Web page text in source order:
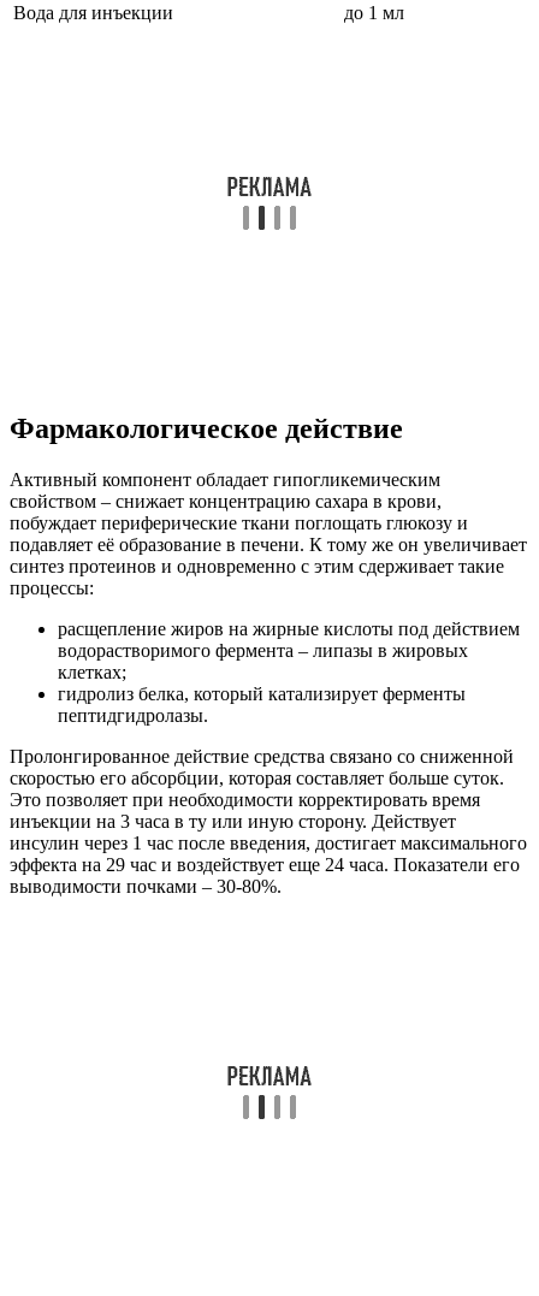
Вода для инъекции до 1 мл
Фармакологическое действие
Активный компонент обладает гипогликемическим
свойством – снижает концентрацию сахара в крови,
побуждает периферические ткани поглощать глюкозу и
подавляет её образование в печени. К тому же он увеличивает
синтез протеинов и одновременно с этим сдерживает такие
процессы:
расщепление жиров на жирные кислоты под действием
водорастворимого фермента – липазы в жировых
клетках;
гидролиз белка, который катализирует ферменты
пептидгидролазы.
Пролонгированное действие средства связано со сниженной
скоростью его абсорбции, которая составляет больше суток.
Это позволяет при необходимости корректировать время
инъекции на 3 часа в ту или иную сторону. Действует
инсулин через 1 час после введения, достигает максимального
эффекта на 29 час и воздействует еще 24 часа. Показатели его
выводимости почками – 30-80%.